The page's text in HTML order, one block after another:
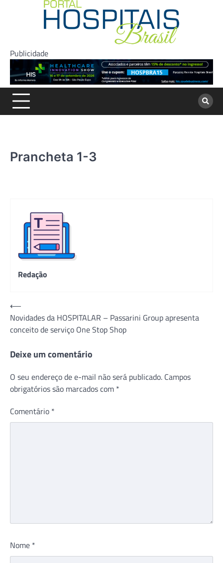
Publicidade
Prancheta 1-3
Redação
Navegação
de
Post
⟵
Novidades da HOSPITALAR – Passarini Group apresenta
conceito de serviço One Stop Shop
Deixe um comentário
O seu endereço de e-mail não será publicado. Campos
obrigatórios são marcados com *
Comentário *
Nome *